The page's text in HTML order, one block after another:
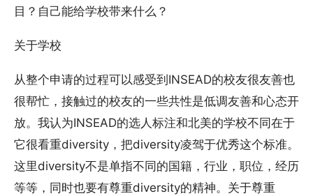
目？自己能给学校带来什么？
关于学校
从整个申请的过程可以感受到INSEAD的校友很友善也
很帮忙，接触过的校友的一些共性是低调友善和心态开
放。我认为INSEAD的选人标注和北美的学校不同在于
它很看重diversity，把diversity凌驾于优秀这个标准。
这里diversity不是单指不同的国籍，行业，职位，经历
等等，同时也要有尊重diversity的精神。关于尊重